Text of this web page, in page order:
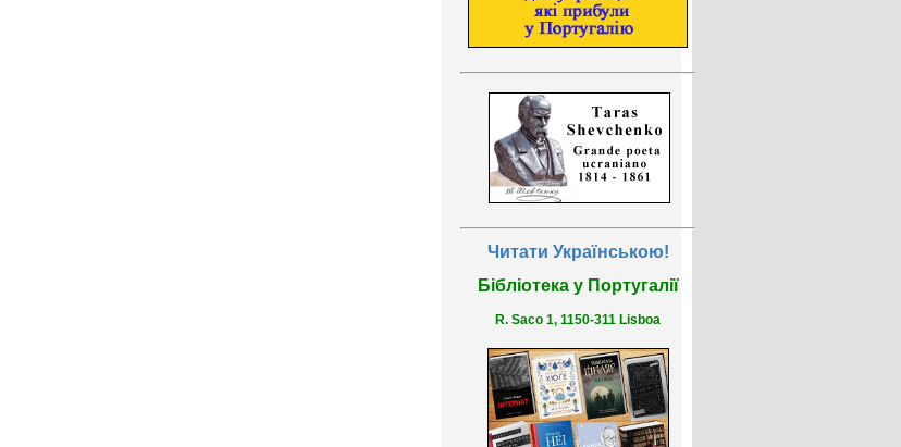
Читати Українською!
Бібліотека у Португалії
R. Saco 1, 1150-311 Lisboa